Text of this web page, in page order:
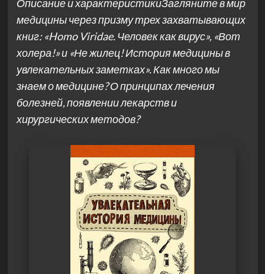
Описание и характеристикиЗагляните в мир
медицины через призму трех захватывающих
книг: «Homo Viridae. Человек как вирус», «Вот
холера!» и «Не жилец! История медицины в
увлекательных заметках». Как много мы
знаем о медицине? О принципах лечения
болезней, появлении лекарств и
хирургических методов?